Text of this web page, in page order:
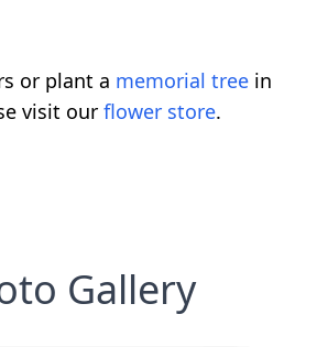
or plant a memorial tree in
visit our flower store.
Gallery